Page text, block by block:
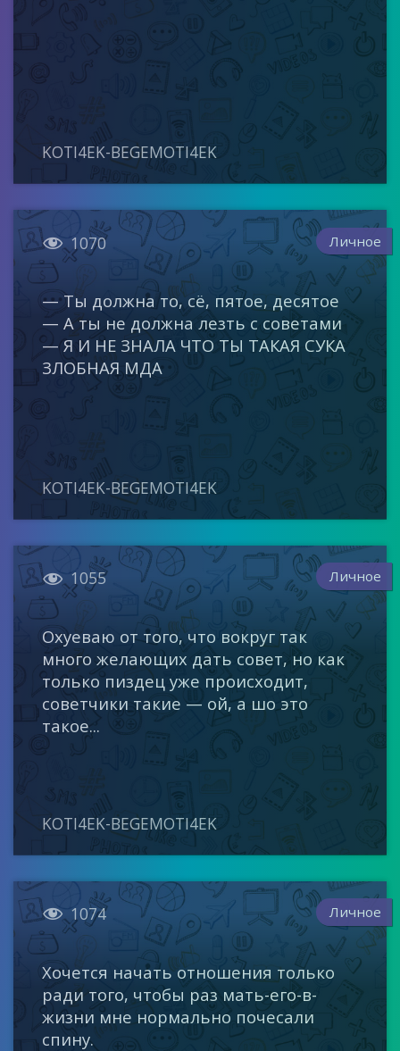
KOTI4EK-BEGEMOTI4EK
 1070 Личное
— Ты должна то, сё, пятое, десятое
— А ты не должна лезть с советами
— Я И НЕ ЗНАЛА ЧТО ТЫ ТАКАЯ СУКА
ЗЛОБНАЯ МДА
KOTI4EK-BEGEMOTI4EK
 1055 Личное
Охуеваю от того, что вокруг так
много желающих дать совет, но как
только пиздец уже происходит,
советчики такие — ой, а шо это
такое...
KOTI4EK-BEGEMOTI4EK
 1074 Личное
Хочется начать отношения только
ради того, чтобы раз мать-его-в-
жизни мне нормально почесали
спину.